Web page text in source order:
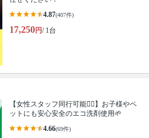
4.87(407件)
17,250円/ 1台
【女性スタッフ同行可能🙆‍♀️】お子様やペ
ットにも安心安全のエコ洗剤使用🌱
4.66(69件)